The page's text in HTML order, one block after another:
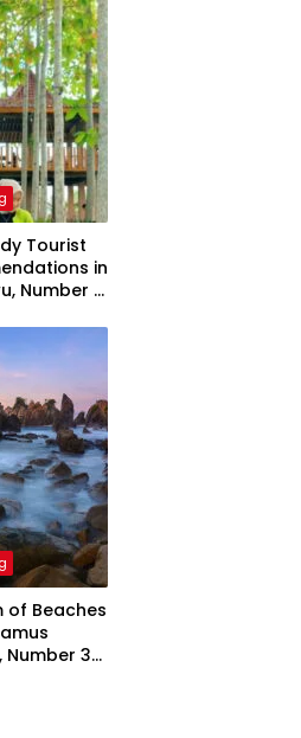
Tourist
in
Number 3
of Beaches
Number 3